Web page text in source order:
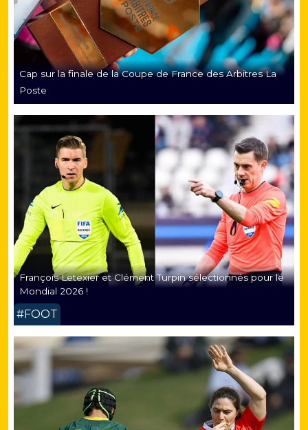
Cap sur la finale de la Coupe de France des Arbitres La
Poste
François Letexier et Clément Turpin sélectionnés pour le
Mondial 2026 !
#FOOT